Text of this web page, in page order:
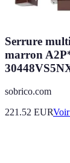
Serrure
marron
sobrico.com
221.52 EUR